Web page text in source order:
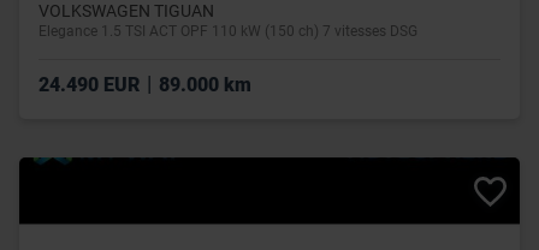
VOLKSWAGEN TIGUAN
Elegance 1.5 TSI ACT OPF 110 kW (150 ch) 7 vitesses DSG
24.490 EUR | 89.000 km